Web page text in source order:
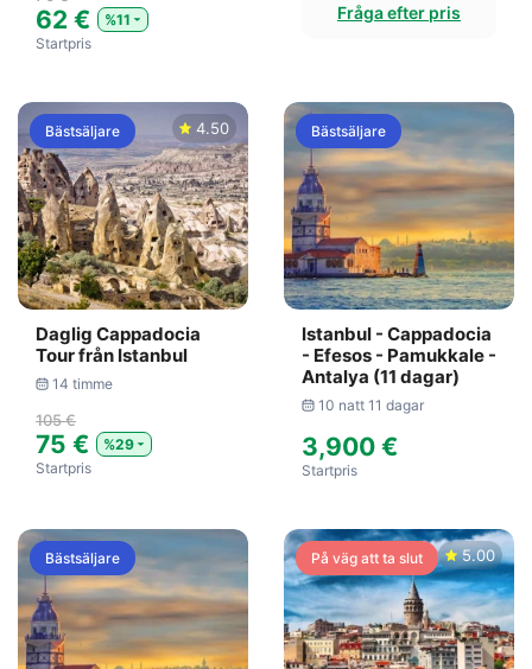
62 €
%11
Startpris
Fråga efter pris
Bästsäljare 4.50
Daglig Cappadocia
Tour från Istanbul
14 timme
105 €
75 €
%29
Startpris
Bästsäljare
Istanbul - Cappadocia
- Efesos - Pamukkale -
Antalya (11 dagar)
10 natt 11 dagar
3,900 €
Startpris
Bästsäljare På väg att ta slut 5.00